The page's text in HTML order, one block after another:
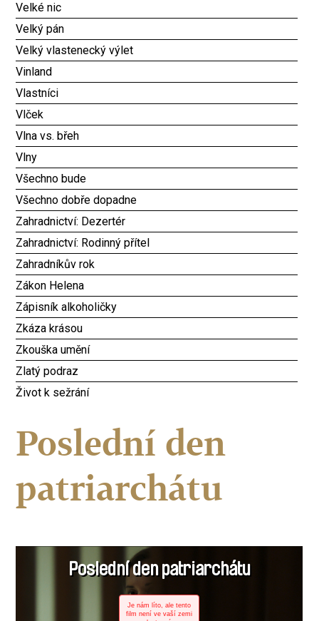
Velké nic
Velký pán
Velký vlastenecký výlet
Vinland
Vlastníci
Vlček
Vlna vs. břeh
Vlny
Všechno bude
Všechno dobře dopadne
Zahradnictví: Dezertér
Zahradnictví: Rodinný přítel
Zahradníkův rok
Zákon Helena
Zápisník alkoholičky
Zkáza krásou
Zkouška umění
Zlatý podraz
Život k sežrání
Poslední den
patriarchátu